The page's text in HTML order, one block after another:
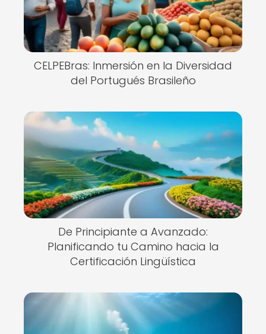
CELPEBras: Inmersión en la Diversidad
del Portugués Brasileño
De Principiante a Avanzado:
Planificando tu Camino hacia la
Certificación Lingüística